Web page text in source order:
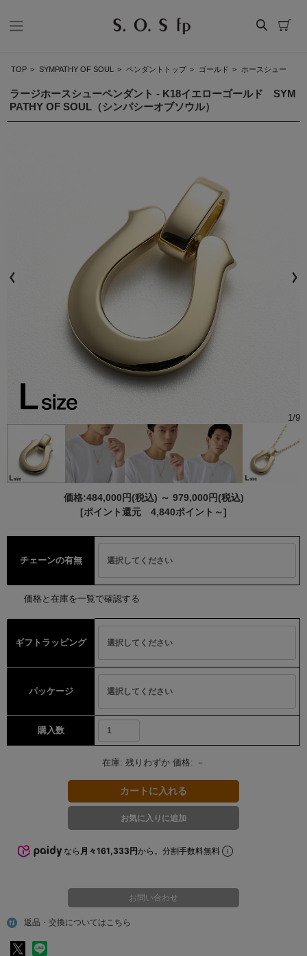
TOP > SYMPATHY OF SOUL > ペンダントトップ > ゴールド > ホースシュー
ラージホースシューペンダント - K18イエローゴールド SYM
PATHY OF SOUL（シンパシーオブソウル）
1/9
価格:484,000円(税込) ～ 979,000円(税込)
[ポイント還元 4,840ポイント～]
チェーンの有無
価格と在庫を一覧で確認する
在庫: 残りわずか 価格: －
ギフトラッピング
パッケージ
購入数
なら 月々161,333円から。分割手数料無料
返品・交換についてはこちら
お問い合わせ